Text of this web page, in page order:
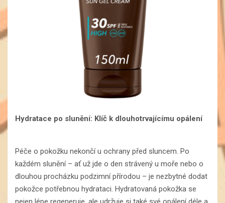
Hydratace po slunění: Klíč k dlouhotrvajícímu opálení
Péče o pokožku nekončí u ochrany před sluncem. Po
každém slunění – ať už jde o den strávený u moře nebo o
dlouhou procházku podzimní přírodou – je nezbytné dodat
pokožce potřebnou hydrataci. Hydratovaná pokožka se